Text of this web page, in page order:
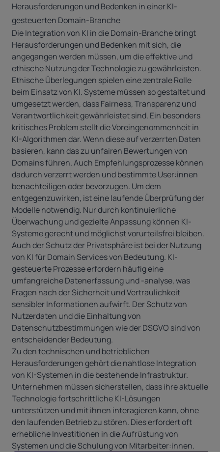
Herausforderungen und Bedenken in einer KI-
gesteuerten Domain-Branche
Die Integration von KI in die Domain-Branche bringt
Herausforderungen und Bedenken mit sich, die
angegangen werden müssen, um die effektive und
ethische Nutzung der Technologie zu gewährleisten.
Ethische Überlegungen spielen eine zentrale Rolle
beim Einsatz von KI. Systeme müssen so gestaltet und
umgesetzt werden, dass Fairness, Transparenz und
Verantwortlichkeit gewährleistet sind. Ein besonders
kritisches Problem stellt die Voreingenommenheit in
KI-Algorithmen dar. Wenn diese auf verzerrten Daten
basieren, kann das zu unfairen Bewertungen von
Domains führen. Auch Empfehlungsprozesse können
dadurch verzerrt werden und bestimmte User:innen
benachteiligen oder bevorzugen. Um dem
entgegenzuwirken, ist eine laufende Überprüfung der
Modelle notwendig. Nur durch kontinuierliche
Überwachung und gezielte Anpassung können KI-
Systeme gerecht und möglichst vorurteilsfrei bleiben.
Auch der Schutz der Privatsphäre ist bei der Nutzung
von KI für Domain Services von Bedeutung. KI-
gesteuerte Prozesse erfordern häufig eine
umfangreiche Datenerfassung und -analyse, was
Fragen nach der Sicherheit und Vertraulichkeit
sensibler Informationen aufwirft. Der Schutz von
Nutzerdaten und die Einhaltung von
Datenschutzbestimmungen wie der DSGVO sind von
entscheidender Bedeutung.
Zu den technischen und betrieblichen
Herausforderungen gehört die nahtlose Integration
von KI-Systemen in die bestehende Infrastruktur.
Unternehmen müssen sicherstellen, dass ihre aktuelle
Technologie fortschrittliche KI-Lösungen
unterstützen und mit ihnen interagieren kann, ohne
den laufenden Betrieb zu stören. Dies erfordert oft
erhebliche Investitionen in die Aufrüstung von
Systemen und die Schulung von Mitarbeiter:innen.